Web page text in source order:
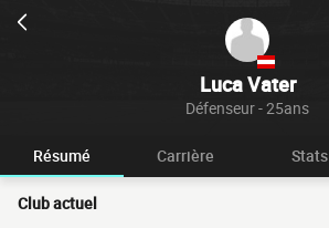
Luca Vater
Défenseur - 25ans
Résumé Carrière Stats
Club actuel